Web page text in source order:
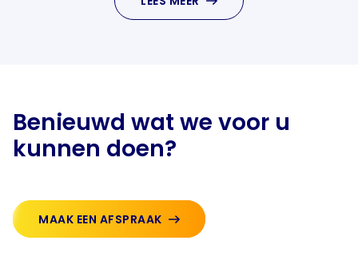
Benieuwd wat we voor u
kunnen doen?
MAAK EEN AFSPRAAK